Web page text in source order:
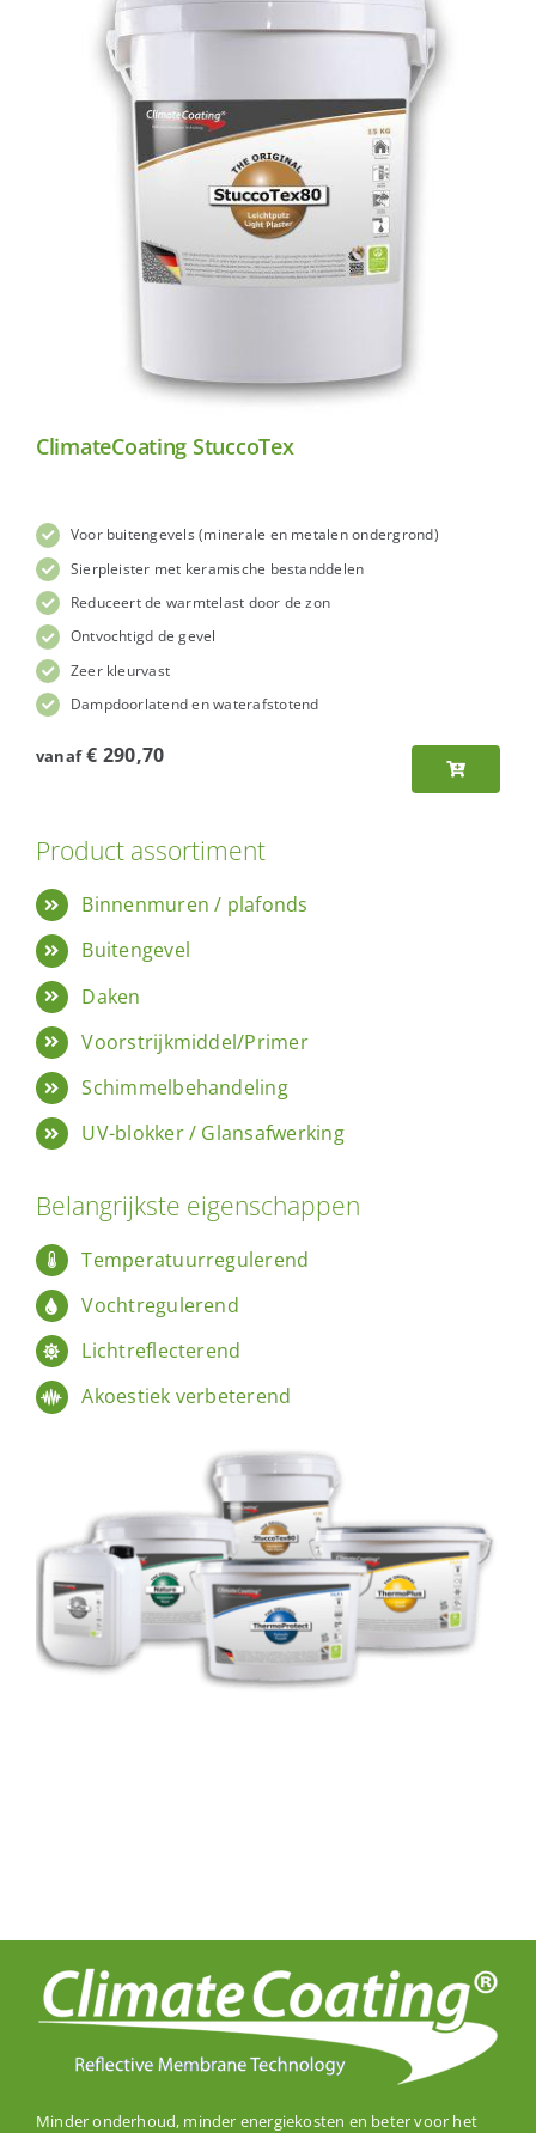
ClimateCoating StuccoTex
Voor buitengevels (minerale en metalen ondergrond)
Sierpleister met keramische bestanddelen
Reduceert de warmtelast door de zon
Ontvochtigd de gevel
Zeer kleurvast
Dampdoorlatend en waterafstotend
vanaf € 290,70
Product assortiment
Binnenmuren / plafonds
Buitengevel
Daken
Voorstrijkmiddel/Primer
Schimmelbehandeling
UV-blokker / Glansafwerking
Belangrijkste eigenschappen
Temperatuurregulerend
Vochtregulerend
Lichtreflecterend
Akoestiek verbeterend
Minder onderhoud, minder energiekosten en beter voor het